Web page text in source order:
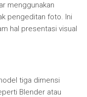
menggunakan
pengeditan foto. Ini
hal presentasi visual
tiga dimensi
Blender atau